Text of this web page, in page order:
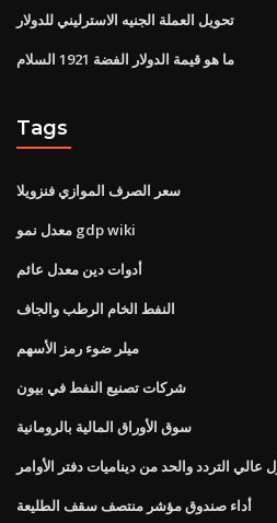
تحويل العملة الجنيه الاسترليني للدولار
ما هو قيمة الدولار الفضة 1921 السلام
Tags
سعر الصرف الموازي فنزويلا
معدل نمو gdp wiki
أدوات دين معدل عائم
النفط الخام الرطب والجاف
ميلر ضوء رمز الأسهم
شركات تصنيع النفط في بيون
سوق الأوراق المالية بالرومانية
أداء صندوق مؤشر منتصف سقف الطليعة